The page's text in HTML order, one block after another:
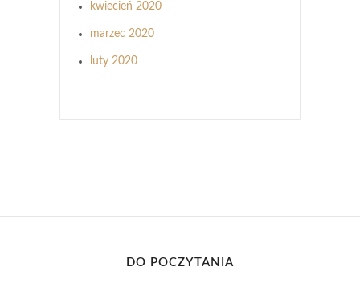
kwiecień 2020
marzec 2020
luty 2020
DO POCZYTANIA